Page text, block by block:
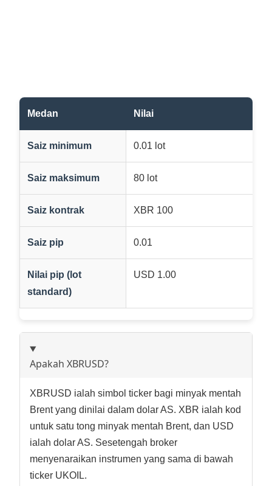
Medan Nilai
Saiz minimum 0.01 lot
Saiz maksimum 80 lot
Saiz kontrak XBR 100
Saiz pip 0.01
Nilai pip (lot
standard)
USD 1.00
Apakah XBRUSD?
XBRUSD ialah simbol ticker bagi minyak mentah
Brent yang dinilai dalam dolar AS. XBR ialah kod
untuk satu tong minyak mentah Brent, dan USD
ialah dolar AS. Sesetengah broker
menyenaraikan instrumen yang sama di bawah
ticker UKOIL.